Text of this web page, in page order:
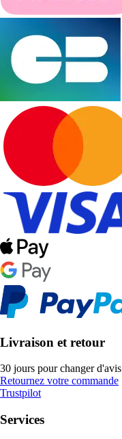
Livraison et retour
30 jours pour changer d'avis
Retournez votre commande
Trustpilot
Services